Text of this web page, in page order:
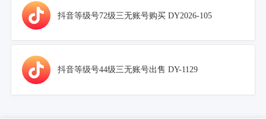
抖音等级号72级三无账号购买 DY2026-105
抖音等级号44级三无账号出售 DY-1129